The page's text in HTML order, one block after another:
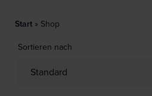
Start » Shop
Sortieren nach